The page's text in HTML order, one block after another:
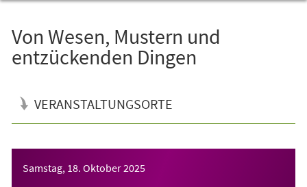
Von Wesen, Mustern und
entzückenden Dingen
VERANSTALTUNGSORTE
Samstag, 18. Oktober 2025